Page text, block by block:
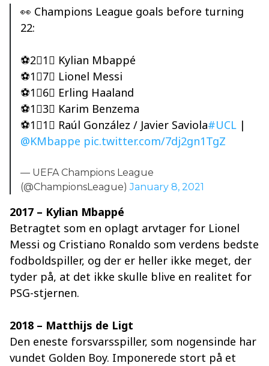
👀 Champions League goals before turning
22:
⚽️2⃣1⃣ Kylian Mbappé
⚽️1⃣7⃣ Lionel Messi
⚽️1⃣6⃣ Erling Haaland
⚽️1⃣3⃣ Karim Benzema
⚽️1⃣1⃣ Raúl González / Javier Saviola#UCL |
@KMbappe pic.twitter.com/7dj2gn1TgZ
— UEFA Champions League
(@ChampionsLeague)January 8, 2021
2017 – Kylian Mbappé
Betragtet som en oplagt arvtager for Lionel
Messi og Cristiano Ronaldo som verdens bedste
fodboldspiller, og der er heller ikke meget, der
tyder på, at det ikke skulle blive en realitet for
PSG-stjernen.
2018 – Matthijs de Ligt
Den eneste forsvarsspiller, som nogensinde har
vundet Golden Boy. Imponerede stort på et